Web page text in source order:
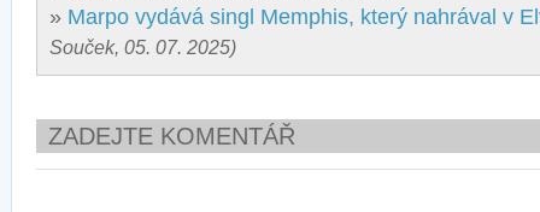
» Marpo vydává singl Memphis, který nahrával v
Souček, 05. 07. 2025)
ZADEJTE KOMENTÁŘ